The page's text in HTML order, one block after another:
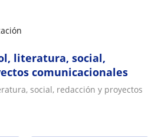
literatura, social,
comunicacionales
social, redacción y proyectos